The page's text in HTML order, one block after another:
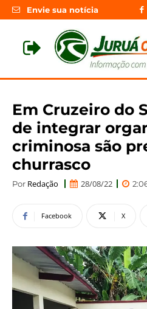
Envie sua notícia
Em Cruzeiro do
de integrar
criminosa são
churrasco
Por Redação 28/08/22
Facebook X